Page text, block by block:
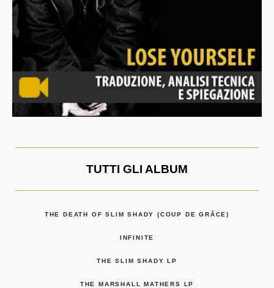
TUTTI GLI ALBUM
THE DEATH OF SLIM SHADY (COUP DE GRÂCE)
INFINITE
THE SLIM SHADY LP
THE MARSHALL MATHERS LP